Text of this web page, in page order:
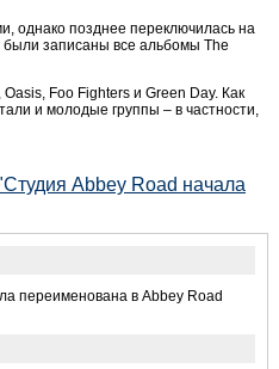
однако позднее переключилась на
были записаны все альбомы The
Foo Fighters и Green Day. Как
и молодые группы – в частности,
Abbey Road начала
переименована в Abbey Road